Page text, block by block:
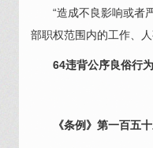
“造成不良影响或者严
部职权范围内的工作、
64违背公序良俗行
《条例》第一百五十